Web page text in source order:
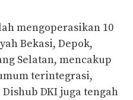
mengoperasikan 10
Bekasi, Depok,
Selatan, mencakup
terintegrasi,
DKI juga tengah